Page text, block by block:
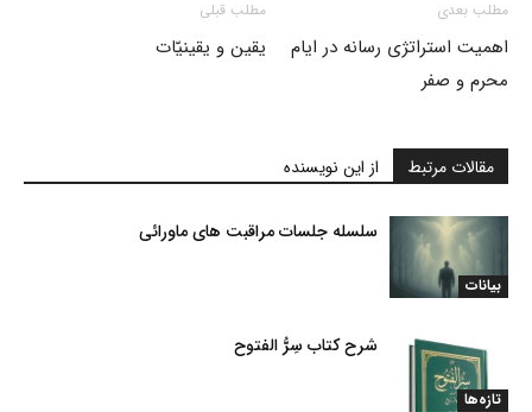
مطلب قبلی
یقین و یقینیّات
مطلب بعدی
اهمیت استراتژی رسانه در ایام
محرم و صفر
مقالات مرتبط از این نویسنده
بیانات
سلسله جلسات مراقبت های ماورائی
تازه‌ها
شرح کتاب سِرُّ الفتوح